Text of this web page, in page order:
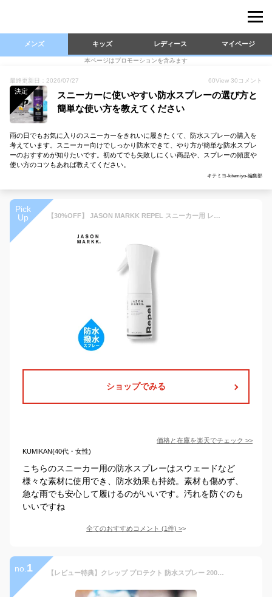
メンズ キッズ レディース マイページ
本ページはプロモーションを含みます
最終更新日：2026/07/27 60View 30 コメント
決定
スニーカーに使いやすい防水スプレーの選び方と
簡単な使い方を教えてください
雨の日でもお気に入りのスニーカーをきれいに履きたくて、防水スプレーの購入を
考えています。スニーカー向けでしっかり防水できて、やり方が簡単な防水スプレ
ーのおすすめが知りたいです。初めてでも失敗しにくい商品や、スプレーの頻度や
使い方のコツもあれば教えてください。
キテミヨ-kitemiyo-編集部
Pick
Up
【30%OFF】 JASON MARKK REPEL スニーカー用 レザー スウェード ヌバック キャンバス 様々な素材に使用可能 ジェイソンマーク リペル 5.4oz. 159.7ml 旧製品
ショップでみる
価格と在庫を楽天でチェック >>
KUMIKAN(40代・女性)
こちらのスニーカー用の防水スプレーはスウェードなど
様々な素材に使用でき、防水効果も持続。素材も傷めず、
急な雨でも安心して履けるのがいいです。汚れを防ぐのも
いいですね
全てのおすすめコメント (1件) >
no. 1 【レビュー特典】クレップ プロテクト 防水スプレー 200ml Crep Protect スニーカー 防水 Spray 靴用 疎水性防水スプレー 耐汚染性 MADE IN JAPAN 日本製 3/15プレゼンZIPで紹介! 三代目 山下健二郎 愛用